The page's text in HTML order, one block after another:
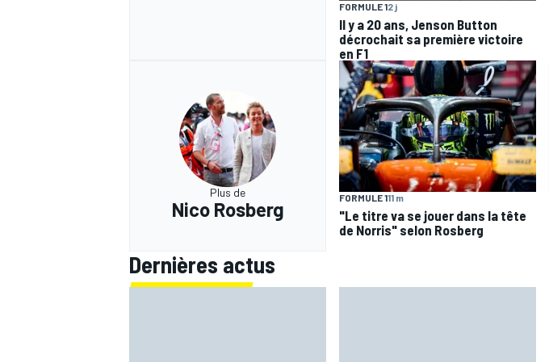
FORMULE 12 j
Il y a 20 ans, Jenson Button
décrochait sa première victoire
en F1
Plus de
Nico Rosberg
FORMULE 111 m
"Le titre va se jouer dans la tête
de Norris" selon Rosberg
Dernières actus